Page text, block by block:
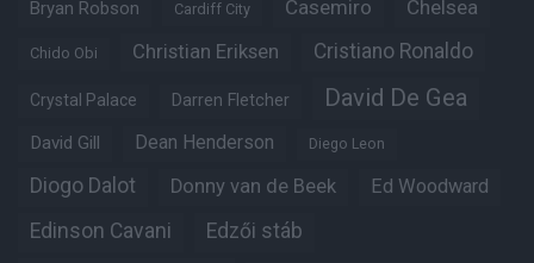
Bryan Robson Cardiff City Casemiro Chelsea
Chido Obi Christian Eriksen Cristiano Ronaldo
Crystal Palace Darren Fletcher David De Gea
David Gill Dean Henderson Diego Leon
Diogo Dalot Donny van de Beek Ed Woodward
Edinson Cavani Edzői stáb